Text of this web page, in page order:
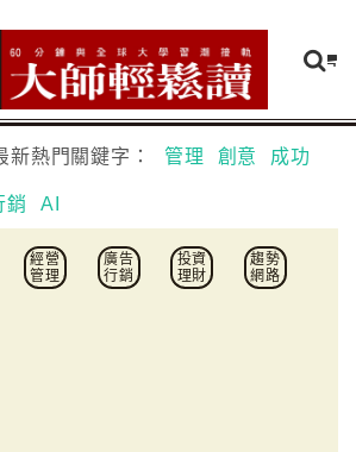
新熱門關鍵字： 管理 創意 成功
銷 AI
經營
管理
廣告
行銷
投資
理財
趨勢
網路